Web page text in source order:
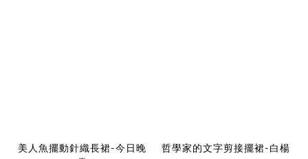
美人魚擺動針織長裙-今日晚
哲學家的文字剪接擺裙-白楊